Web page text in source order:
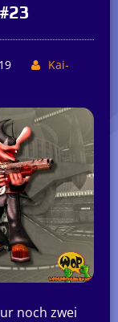
Kai-
noch zwei